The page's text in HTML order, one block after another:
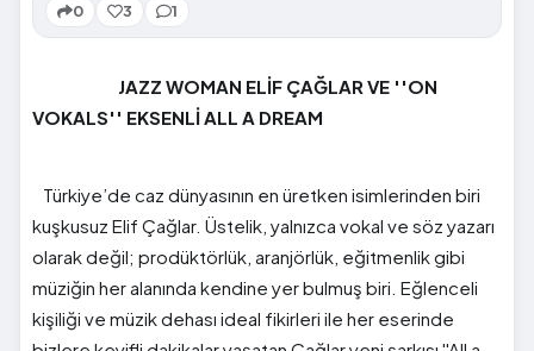
0 3 1
JAZZ WOMAN ELİF ÇAĞLAR VE ''ON
VOKALS'' EKSENLİ ALL A DREAM
Türkiye’de caz dünyasının en üretken isimlerinden biri
kuşkusuz Elif Çağlar. Üstelik, yalnızca vokal ve söz yazarı
olarak değil; prodüktörlük, aranjörlük, eğitmenlik gibi
müziğin her alanında kendine yer bulmuş biri. Eğlenceli
kişiliği ve müzik dehası ideal fikirleri ile her eserinde